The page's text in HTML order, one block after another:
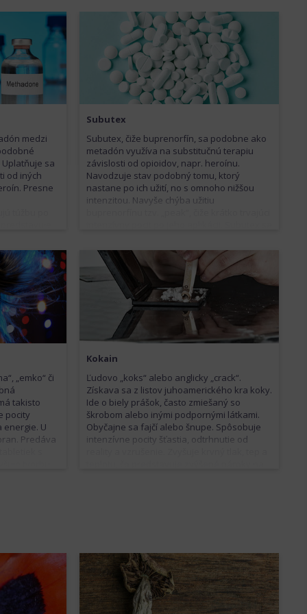
medzi
sa
od iných
Presne
túžbu po
Medzi
ako pri
je tiež silne
vyšších
až do
Subutex
Subutex, čiže buprenorfín, sa podobne ako
metadón využíva na substitučnú terapiu
závislosti od opioidov, napr. heroínu.
Navodzuje stav podobný tomu, ktorý
nastane po ich užití, no s omnoho nižšou
intenzitou. Navyše chýba užitiu
rozpustiť pod jazykom. Vedľajšie účinky
súvisia s abstinenčnými príznakmi
a zahŕňajú migrény, úzkosť či agitovanosť,
ale tiež zápchu. Rovnako ako ostatné
opioidy môže byť Subutex zneužívaný. Tiež
je návykový, aj keď v menšej miere.
„emko“ či
takisto
pocity
U
Predáva
dôjsť k
Kokain
Ľudovo „koks“ alebo anglicky „crack“.
Získava sa z listov juhoamerického kra koky.
Ide o biely prášok, často zmiešaný so
škrobom alebo inými podpornými látkami.
Obyčajne sa fajčí alebo šnupe. Spôsobuje
intenzívne pocity šťastia, odtrhnutie od